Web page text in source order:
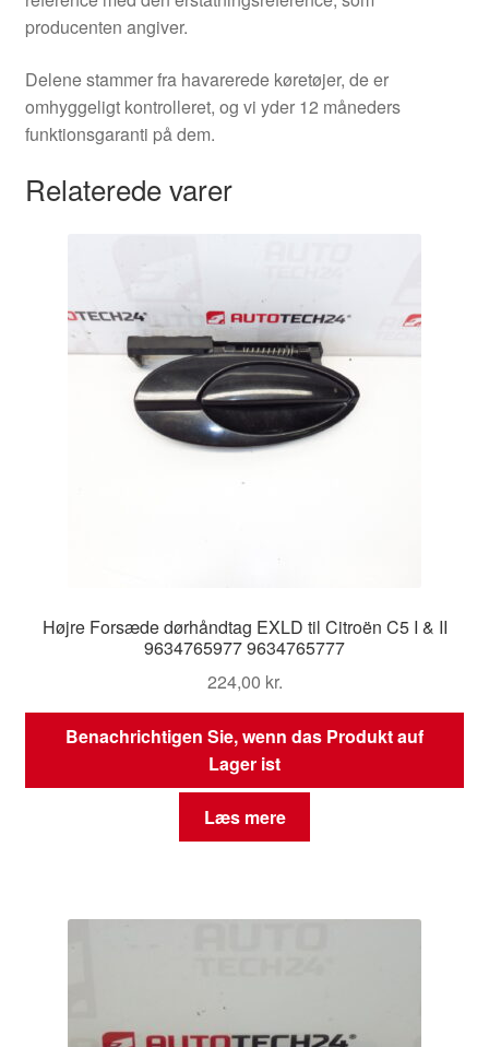
producenten angiver.
Delene stammer fra havarerede køretøjer, de er
omhyggeligt kontrolleret, og vi yder 12 måneders
funktionsgaranti på dem.
Relaterede varer
Højre Forsæde dørhåndtag EXLD til Citroën C5 I & II
9634765977 9634765777
224,00 kr.
Benachrichtigen Sie, wenn das Produkt auf
Lager ist
Læs mere